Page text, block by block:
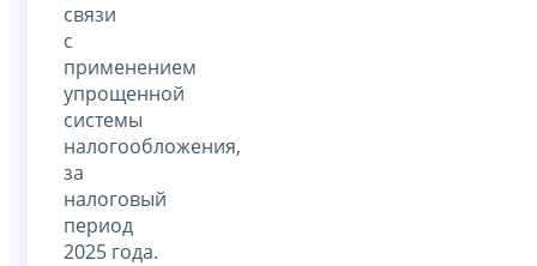
связи
с
применением
упрощенной
системы
налогообложения,
за
налоговый
период
2025 года.